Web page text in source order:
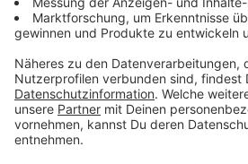
Flughafen für die Gepäckausgabe
haben in Coronazeiten mangels
Ähnlich wie die
Handgepäckkontrollen
Gastronomie in Nordrhein-
sollen Studenten parat stehen, die